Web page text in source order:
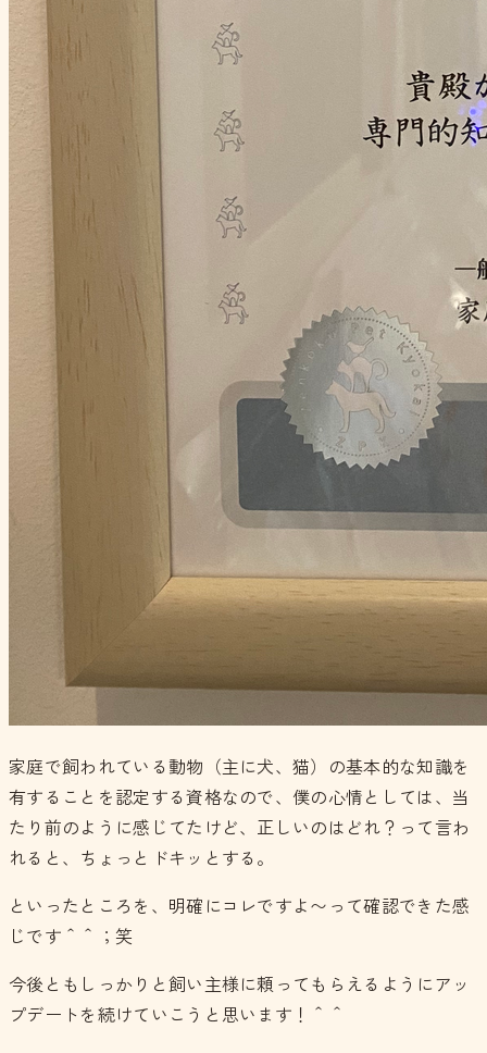
家庭で飼われている動物（主に犬、猫）の基本的な知識を
有することを認定する資格なので、僕の心情としては、当
たり前のように感じてたけど、正しいのはどれ？って言わ
れると、ちょっとドキッとする。
といったところを、明確にコレですよ〜って確認できた感
じです＾＾；笑
今後ともしっかりと飼い主様に頼ってもらえるようにアッ
プデートを続けていこうと思います！＾＾